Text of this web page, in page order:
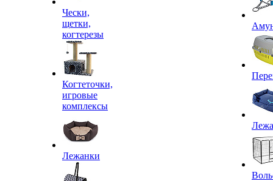
Чески,
щетки,
когтерезы
Когтеточки,
игровые
комплексы
Лежанки